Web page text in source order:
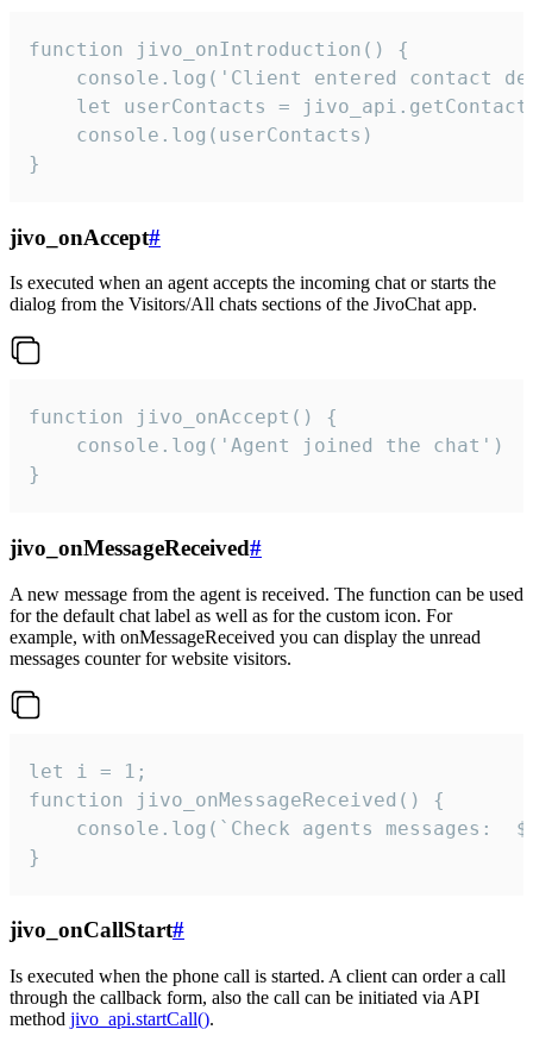
function jivo_onIntroduction() {
console.log('Client entered contact
let userContacts =
    console.log(userContacts)
}
jivo_onAccept#
Is executed when an agent accepts the incoming chat or starts the
dialog from the Visitors/All chats sections of the JivoChat app.
function jivo_onAccept() {
}
jivo_onMessageReceived#
A new message from the agent is received. The function can be used
for the default chat label as well as for the custom icon. For
example, with onMessageReceived you can display the unread
messages counter for website visitors.
let i = 1;
function jivo_onMessageReceived() {
}
jivo_onCallStart#
Is executed when the phone call is started. A client can order a call
through the callback form, also the call can be initiated via API
method jivo_api.startCall().